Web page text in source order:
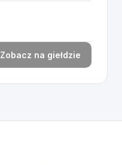
Zobacz na giełdzie